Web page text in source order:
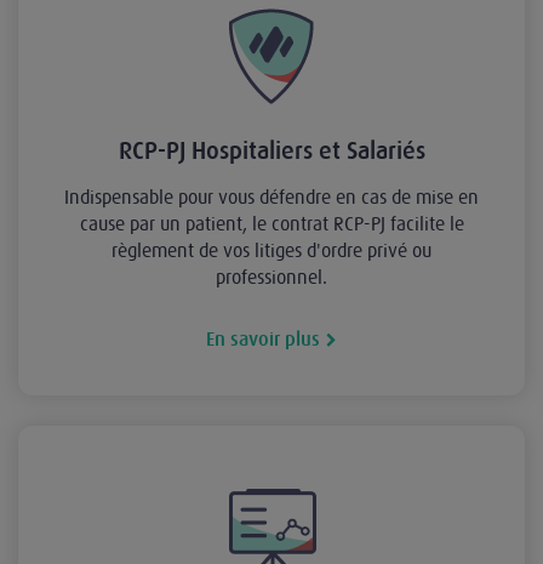
RCP-PJ Hospitaliers et Salariés
Indispensable pour vous défendre en cas de mise en
cause par un patient, le contrat RCP-PJ facilite le
règlement de vos litiges d'ordre privé ou
professionnel.
En savoir plus